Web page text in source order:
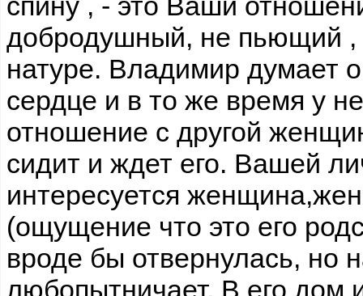
добродушный, не пьющий ,
натуре. Владимир думает
сердце и в то же время у
отношение с другой
сидит и ждет его. Вашей
интересуется
(ощущение что это его
вроде бы отвернулась, но
любопытничает. В его дом